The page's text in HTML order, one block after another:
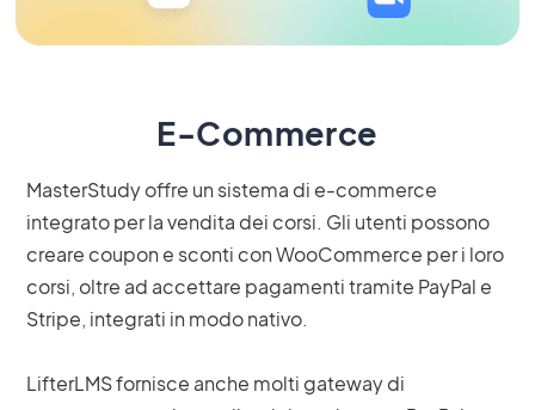
E-Commerce
MasterStudy offre un sistema di e-commerce
integrato per la vendita dei corsi. Gli utenti possono
creare coupon e sconti con WooCommerce per i loro
corsi, oltre ad accettare pagamenti tramite PayPal e
Stripe, integrati in modo nativo.
LifterLMS fornisce anche molti gateway di